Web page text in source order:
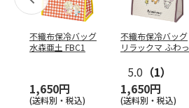
不織布保冷バッグ
水森亜土 FBC1
1,650円
(送料別・税込)
不織布保冷バッグ
リラックマ ふわっ
5.0 （1）
1,650円
(送料別・税込)